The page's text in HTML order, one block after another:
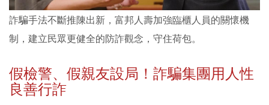
詐騙手法不斷推陳出新，富邦人壽加強臨櫃人員的關懷機
制，建立民眾更健全的防詐觀念，守住荷包。
假檢警、假親友設局！詐騙集團用人性
良善行詐